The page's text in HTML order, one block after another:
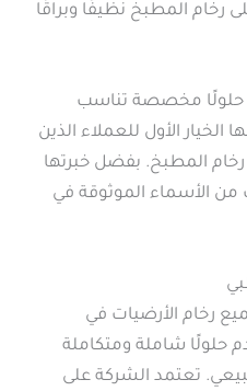
رخام المطبخ نظيفًا وبراقًا
حلولًا مخصصة تناسب
الأول للعملاء الذين
المطبخ. بفضل خبرتها
من الأسماء الموثوقة في
رخام الأرضيات في
حلولًا شاملة ومتكاملة
تعتمد الشركة على